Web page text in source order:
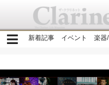
新着記事 イベント 楽器